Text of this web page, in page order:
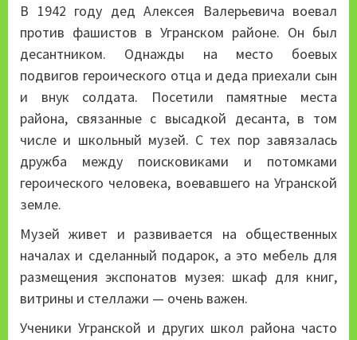
В 1942 году дед Алексея Валерьевича воевал
против фашистов в Угранском районе. Он был
десантником. Однажды на место боевых
подвигов героического отца и деда приехали сын
и внук солдата. Посетили памятные места
района, связанные с высадкой десанта, в том
числе и школьный музей. С тех пор завязалась
дружба между поисковиками и потомками
героического человека, воевавшего на Угранской
земле.
Музей живет и развивается на общественных
началах и сделанный подарок, а это мебель для
размещения экспонатов музея: шкаф для книг,
витрины и стеллажи — очень важен.
Ученики Угранской и других школ района часто